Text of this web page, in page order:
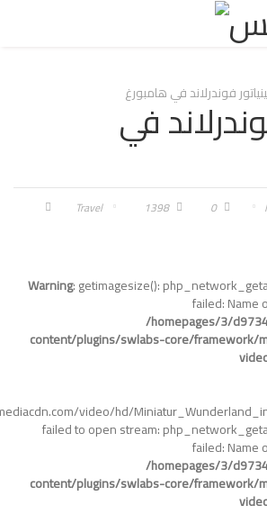
فوندرلاند في هامبورغ
في
0
1398
Travel
Warning: getimagesize():
failed: Name
/homepages/3/
content/plugins/swlabs-core/framework/
video/hd/
failed to open stream:
failed: Name
/homepages/3/
content/plugins/swlabs-core/framework/